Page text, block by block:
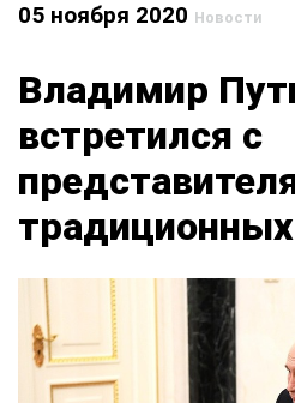
05 ноября 2020 Новости
Владимир
встретился с